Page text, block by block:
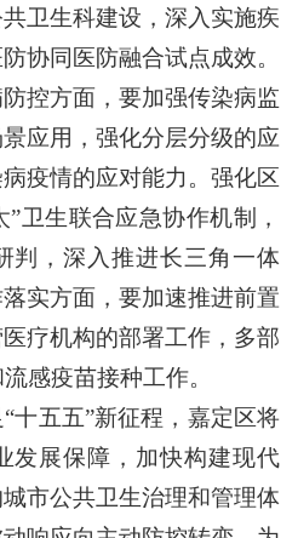
卫生科建设，深入实施疾
协同医防融合试点成效。
控方面，要加强传染病监
应用，强化分层分级的应
疫情的应对能力。强化区
卫生联合应急协作机制，
判，深入推进长三角一体
实方面，要加速推进前置
疗机构的部署工作，多部
感疫苗接种工作。
五五”新征程，嘉定区将
发展保障，加快构建现代
市公共卫生治理和管理体